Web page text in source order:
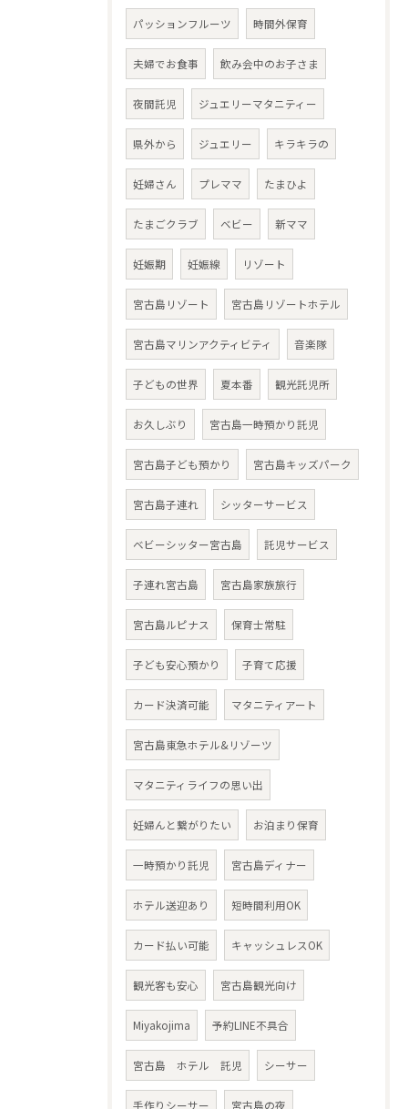
パッションフルーツ 時間外保育
夫婦でお食事 飲み会中のお子さま
夜間託児 ジュエリーマタニティー
県外から ジュエリー キラキラの
妊婦さん プレママ たまひよ
たまごクラブ ベビー 新ママ
妊娠期 妊娠線 リゾート
宮古島リゾート 宮古島リゾートホテル
宮古島マリンアクティビティ 音楽隊
子どもの世界 夏本番 観光託児所
お久しぶり 宮古島一時預かり託児
宮古島子ども預かり 宮古島キッズパーク
宮古島子連れ シッターサービス
ベビーシッター宮古島 託児サービス
子連れ宮古島 宮古島家族旅行
宮古島ルピナス 保育士常駐
子ども安心預かり 子育て応援
カード決済可能 マタニティアート
宮古島東急ホテル&リゾーツ
マタニティライフの思い出
妊婦んと繋がりたい お泊まり保育
一時預かり託児 宮古島ディナー
ホテル送迎あり 短時間利用OK
カード払い可能 キャッシュレスOK
観光客も安心 宮古島観光向け
Miyakojima 予約LINE不具合
宮古島 ホテル 託児 シーサー
手作りシーサー 宮古島の夜